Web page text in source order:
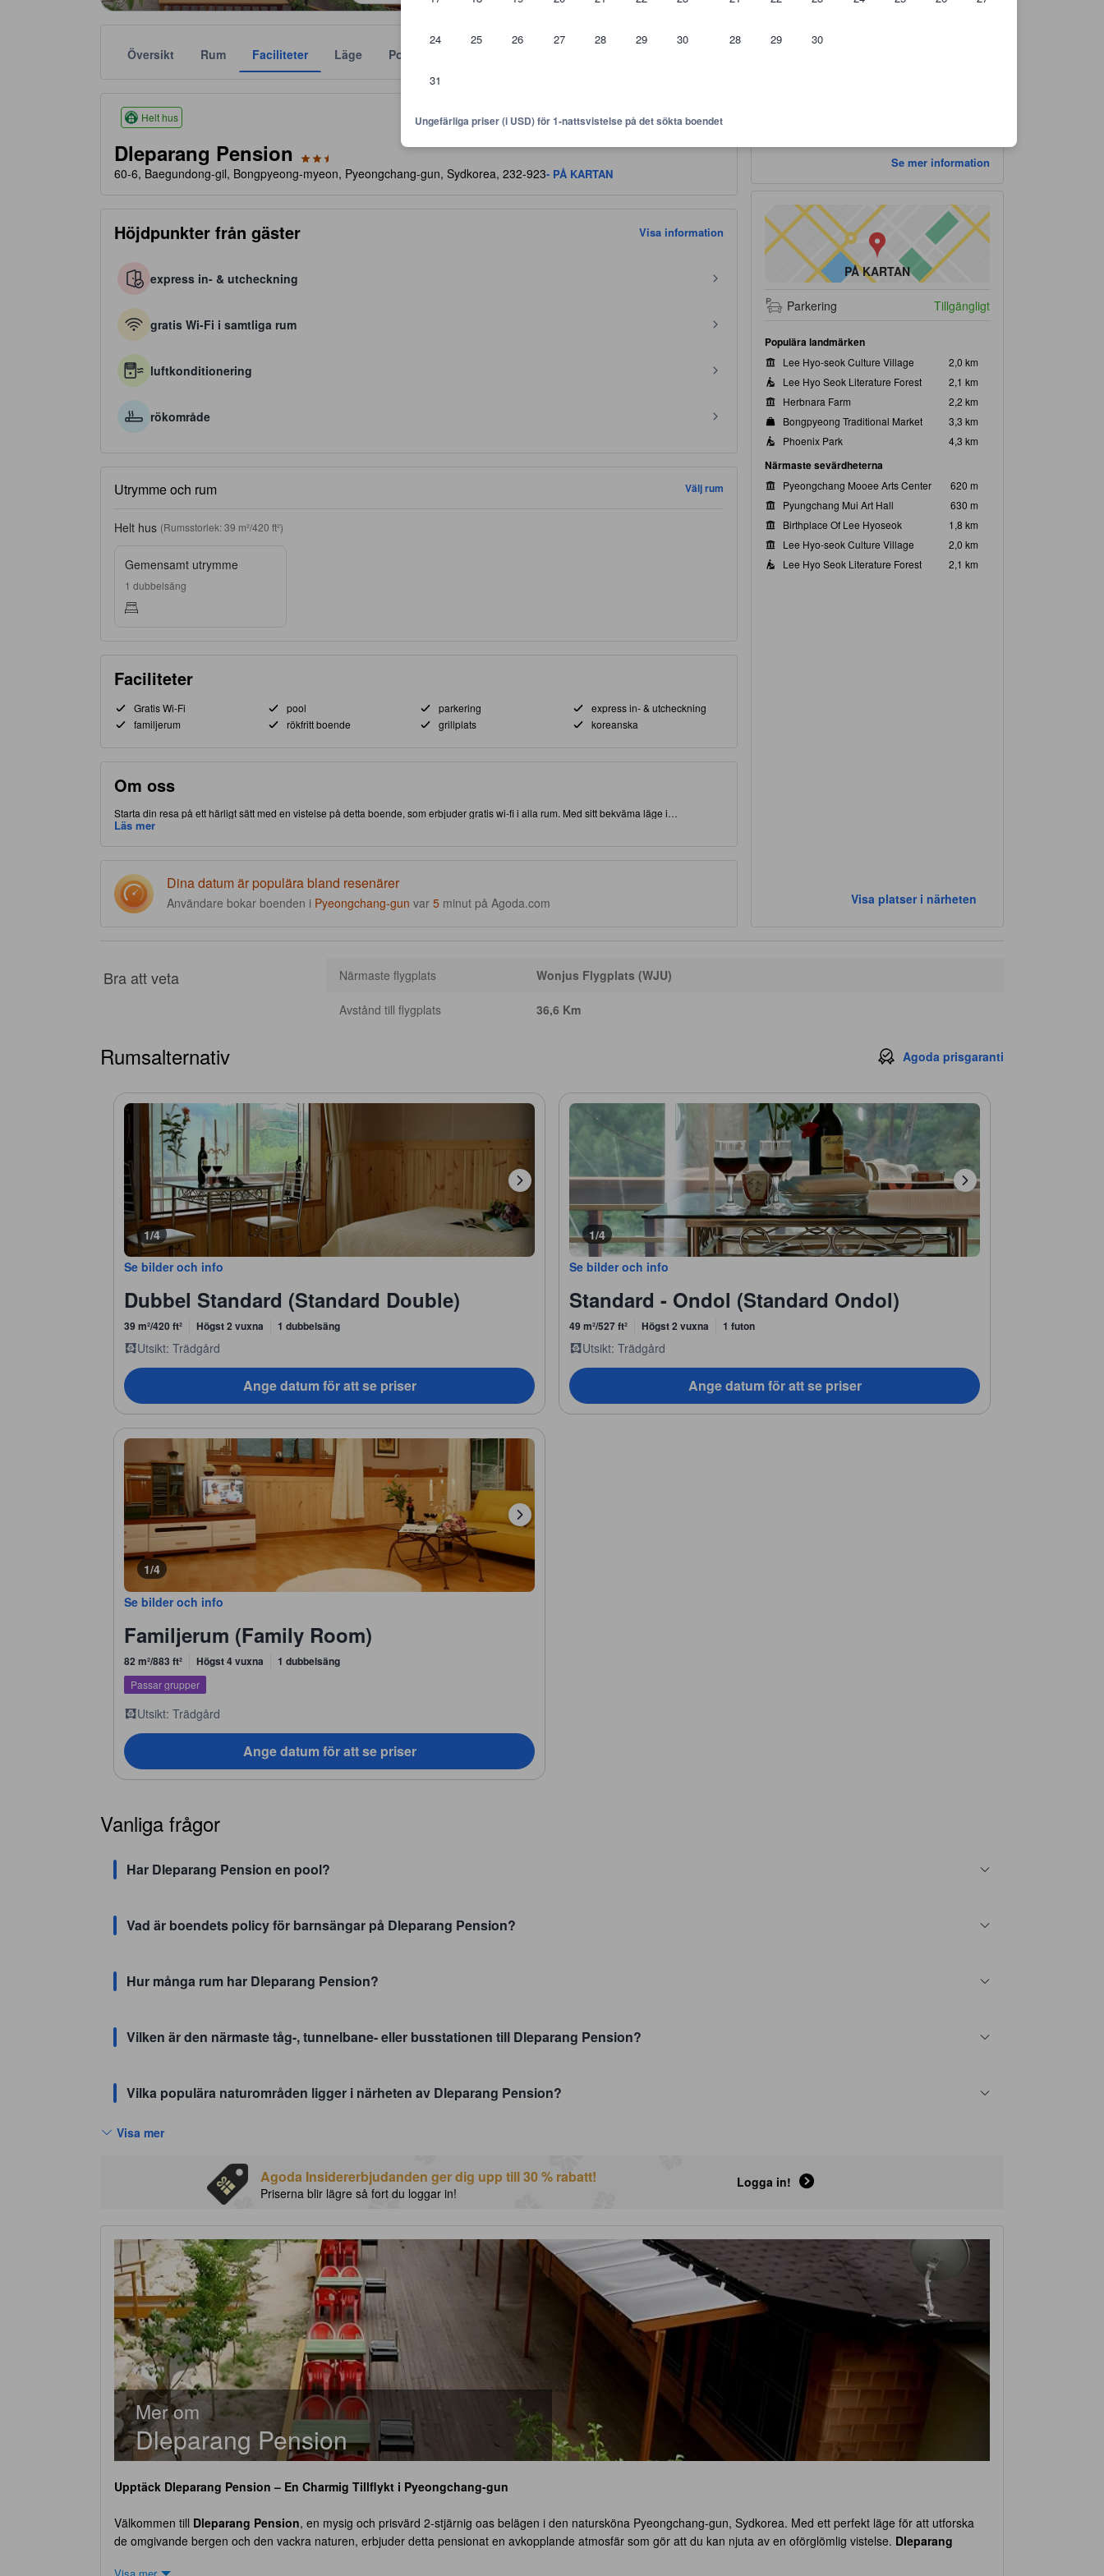
24 25 26 27 28 29 30
31
28 29 30
Ungefärliga priser (i USD) för 1-nattsvistelse på det sökta boendet
Översikt Rum Faciliteter Läge Policyer
Helt hus
Dleparang Pension
60-6, Baegundong-gil, Bongpyeong-myeon, Pyeongchang-gun, Sydkorea, 232-923- PÅ KARTAN
Höjdpunkter från gäster Visa information
express in- & utcheckning
gratis Wi-Fi i samtliga rum
luftkonditionering
rökområde
Utrymme och rum Välj rum
Helt hus (Rumsstorlek: 39 m²/420 ft²)
Gemensamt utrymme
1 dubbelsäng
Faciliteter
Gratis Wi-Fi pool parkering
express in- & utcheckning
familjerum
rökfritt boende grillplats koreanska
Om oss
Starta din resa på ett härligt sätt med en vistelse på detta boende, som erbjuder gratis wi-fi i alla rum. Med sitt bekväma läge i
Bongpyeong-myeon-delen av Pyeongchang-gun, gör detta boende att du har nära till både attraktioner och intressanta matställen. Åk
Läs mer
Dina datum är populära bland resenärer
Användare bokar boenden i Pyeongchang-gun var 5 minut på Agoda.com
Se mer information
PÅ KARTAN
Parkering Tillgängligt
Populära landmärken
Lee Hyo-seok Culture Village
2,0 km
Lee Hyo Seok Literature Forest
2,1 km
Herbnara Farm
2,2 km
Bongpyeong Traditional Market
3,3 km
Phoenix Park
4,3 km
Närmaste sevärdheterna
Pyeongchang Mooee Arts Center
620 m
Pyungchang Mui Art Hall
630 m
Birthplace Of Lee Hyoseok
1,8 km
Lee Hyo-seok Culture Village
2,0 km
Lee Hyo Seok Literature Forest
2,1 km
Visa platser i närheten
Bra att veta Närmaste flygplats Wonjus Flygplats (WJU)
Avstånd till flygplats 36,6 Km
Rumsalternativ Agoda prisgaranti
1/4
Se bilder och info
Dubbel Standard (Standard Double)
39 m²/420 ft² Högst 2 vuxna 1 dubbelsäng
Utsikt: Trädgård
Ange datum för att se priser
1/4
Se bilder och info
Standard - Ondol (Standard Ondol)
49 m²/527 ft² Högst 2 vuxna 1 futon
Utsikt: Trädgård
Ange datum för att se priser
1/4
Se bilder och info
Familjerum (Family Room)
82 m²/883 ft² Högst 4 vuxna 1 dubbelsäng
Passar grupper
Utsikt: Trädgård
Ange datum för att se priser
Vanliga frågor
Har Dleparang Pension en pool?
Vad är boendets policy för barnsängar på Dleparang Pension?
Hur många rum har Dleparang Pension?
Vilken är den närmaste tåg-, tunnelbane- eller busstationen till Dleparang Pension?
Vilka populära naturområden ligger i närheten av Dleparang Pension?
Visa mer
Agoda Insidererbjudanden ger dig upp till 30 % rabatt!
Priserna blir lägre så fort du loggar in!
Logga in!
Mer om
Dleparang Pension
Upptäck Dleparang Pension – En Charmig Tillflykt i Pyeongchang-gun
Välkommen till Dleparang Pension, en mysig och prisvärd 2-stjärnig oas belägen i den natursköna Pyeongchang-gun, Sydkorea. Med ett perfekt läge för att utforska
de omgivande bergen och den vackra naturen, erbjuder detta pensionat en avkopplande atmosfär som gör att du kan njuta av en oförglömlig vistelse. Dleparang
Visa mer